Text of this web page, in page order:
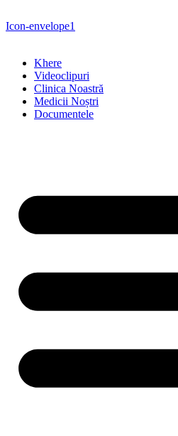
Icon-envelope1
Khere
Videoclipuri
Clinica Noastră
Medicii Noștri
Documentele